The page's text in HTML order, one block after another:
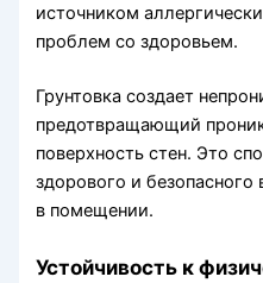
источником
проблем со здоровьем.
Грунтовка создает
предотвращающий
поверхность стен. Это
здорового и
в помещении.
Устойчивость к